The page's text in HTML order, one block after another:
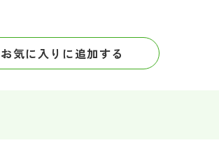
お気に入りに追加する